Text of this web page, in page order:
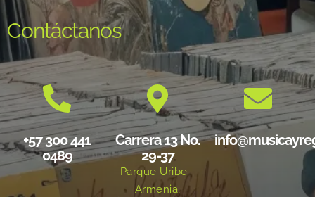
Contáctanos
+57 300 441
0489
Carrera 13 No.
29-37
Parque Uribe -
Armenia,